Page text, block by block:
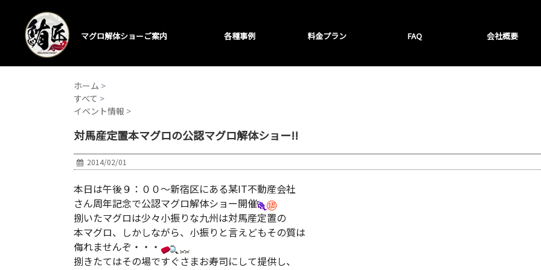
マグロ解体ショーご案内 各種事例 料金プラン FAQ 会社概要
ホーム >
すべて >
イベント情報 >
対馬産定置本マグロの公認マグロ解体ショー!!
2014/02/01
本日は午後９：００～新宿区にある某IT不動産会社
さん周年記念で公認マグロ解体ショー開催
捌いたマグロは少々小振りな九州は対馬産定置の
本マグロ、しかしながら、小振りと言えどもその質は
侮れませんぞ・・・
捌きたてはその場ですぐさまお寿司にして提供し、